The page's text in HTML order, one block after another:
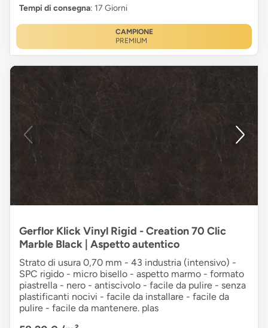
Tempi di consegna: 17 Giorni
CAMPIONE
PREMIUM
Gerflor Klick Vinyl Rigid - Creation 70 Clic
Marble Black | Aspetto autentico
Strato di usura 0,70 mm - 43 industria (intensivo) -
SPC rigido - micro bisello - aspetto marmo - formato
piastrella - nero - antiscivolo - facile da pulire - senza
plastificanti nocivi - facile da installare - facile da
pulire - facile da mantenere. plas